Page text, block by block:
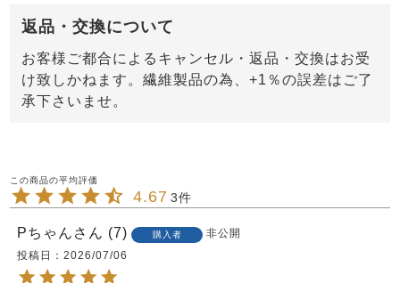
返品・交換について
お客様ご都合によるキャンセル・返品・交換はお受
け致しかねます。繊維製品の為、+1％の誤差はご了
承下さいませ。
4.67 3
Pちゃん 7 購入者
非公開
投稿日
2026/07/06